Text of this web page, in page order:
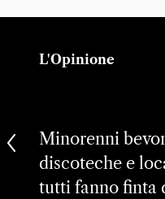
L'Opinione
Minorenni
discoteche e
tutti fanno finta